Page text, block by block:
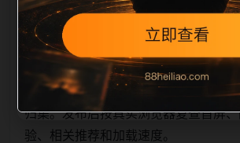
相关问题与推荐
用户顺着栏目继续浏览。同站连续更新
和重复首段，优先补充不同关键词、不
问题角度。栏目页则保留清晰入口，
归集。发布后按真实浏览器复查首屏
验、相关推荐和加载速度。